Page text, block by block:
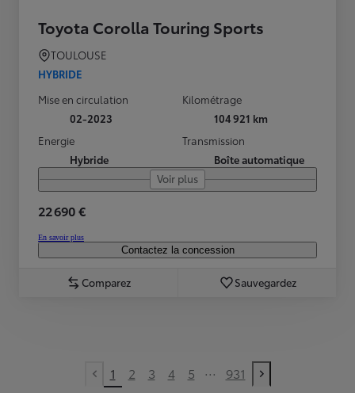
Toyota Corolla Touring Sports
TOULOUSE
HYBRIDE
Mise en circulation
02-2023
Kilométrage
104 921 km
Energie
Hybride
Transmission
Boîte automatique
Voir plus
22 690 €
En savoir plus
Contactez la concession
Comparez Sauvegardez
Previous page
1 2 3 4 5 ... 931
Next page